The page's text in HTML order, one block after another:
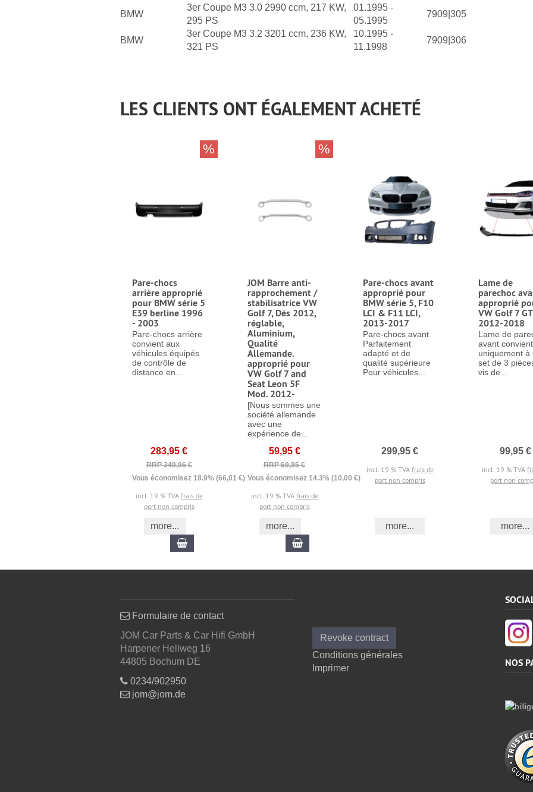
BMW
3er Coupe M3 3.0 2990 ccm, 217 KW,
295 PS
01.1995 -
05.1995
7909|305
BMW
3er Coupe M3 3.2 3201 ccm, 236 KW,
321 PS
10.1995 -
11.1998
7909|306
LES CLIENTS ONT ÉGALEMENT ACHETÉ
Pare-chocs
arrière approprié
pour BMW série 5
E39 berline 1996
- 2003
Pare-chocs arrière
convient aux
véhicules équipés
de contrôle de
distance en...
283,95 €
RRP 349,96 €
Vous économisez 18.9% (66,01 €)
incl. 19 % TVA frais de
port non compris
more...
Ajouter au panier
%
JOM Barre anti-
rapprochement /
stabilisatrice VW
Golf 7, Dés 2012,
réglable,
Aluminium,
Qualité
Allemande.
approprié pour
VW Golf 7 and
Seat Leon 5F
Mod. 2012-
[Nous sommes une
société allemande
avec une
expérience de...
59,95 €
RRP 69,95 €
Vous économisez 14.3% (10,00 €)
incl. 19 % TVA frais de
port non compris
more...
Ajouter au panier
%
Pare-chocs avant
approprié pour
BMW série 5, F10
LCI & F11 LCI,
2013-2017
Pare-chocs avant
Parfaitement
adapté et de
qualité supérieure
Pour véhicules...
299,95 €
incl. 19 % TVA frais de
port non compris
more...
Lame de
parechoc
approprié
VW Golf 7
2012-2018
Lame de
avant convient
uniquement à
set de 3
vis de...
99,95 €
incl. 19 % TVA
port non
more...
Formulaire de contact
JOM Car Parts & Car Hifi GmbH
Harpener Hellweg 16
44805 Bochum DE
0234/902950
jom@jom.de
Revoke contract
Conditions générales
Imprimer
NOS